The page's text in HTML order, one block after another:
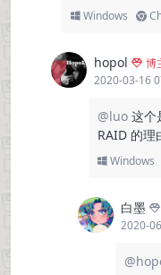
Windows
hopol
博
2020-03-16
@luo 这个
RAID 的理
Windows
白墨
2020-